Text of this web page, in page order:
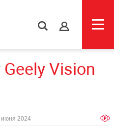
s
Geely Vision
июня 2024 p